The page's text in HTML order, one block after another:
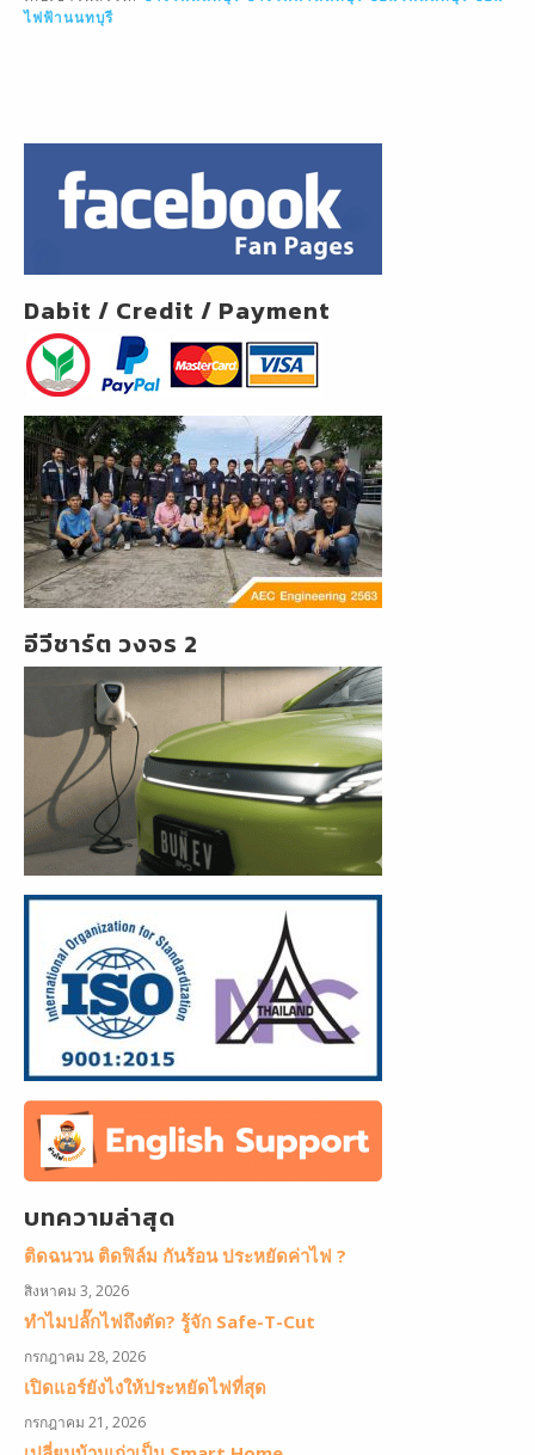
ไฟฟ้านนทบุรี
Dabit / Credit / Payment
อีวีชาร์ต วงจร 2
บทความล่าสุด
ติดฉนวน ติดฟิล์ม กันร้อน ประหยัดค่าไฟ ?
สิงหาคม 3, 2026
ทำไมปลั๊กไฟถึงตัด? รู้จัก Safe-T-Cut
กรกฎาคม 28, 2026
เปิดแอร์ยังไงให้ประหยัดไฟที่สุด
กรกฎาคม 21, 2026